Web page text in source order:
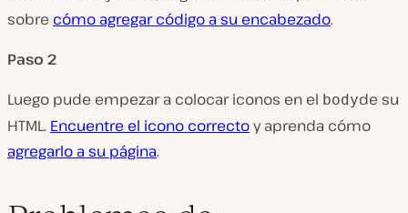
sobre cómo agregar código a su encabezado.
Paso 2
Luego pude empezar a colocar iconos en el bodyde su
HTML. Encuentre el icono correctoy aprenda cómo
agregarlo a su página.